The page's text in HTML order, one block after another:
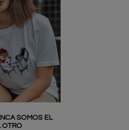
SOMOS EL
OTRO